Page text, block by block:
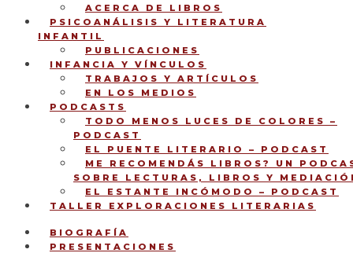
ACERCA DE LIBROS
PSICOANÁLISIS Y LITERATURA
INFANTIL
PUBLICACIONES
INFANCIA Y VÍNCULOS
TRABAJOS Y ARTÍCULOS
EN LOS MEDIOS
PODCASTS
TODO MENOS LUCES DE COLORES –
PODCAST
EL PUENTE LITERARIO – PODCAST
ME RECOMENDÁS LIBROS? UN
SOBRE LECTURAS, LIBROS Y
EL ESTANTE INCÓMODO – PODCAST
TALLER EXPLORACIONES LITERARIAS
BIOGRAFÍA
PRESENTACIONES